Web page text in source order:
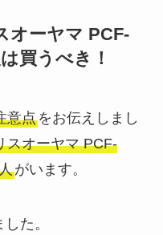
オーヤマ PCF-
買うべき！
意点をお伝えしまし
スオーヤマ PCF-
がいます。
た。